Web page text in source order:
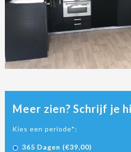
Meer zien? Schrijf je
Kies een periode*:
365 Dagen (€39,00)